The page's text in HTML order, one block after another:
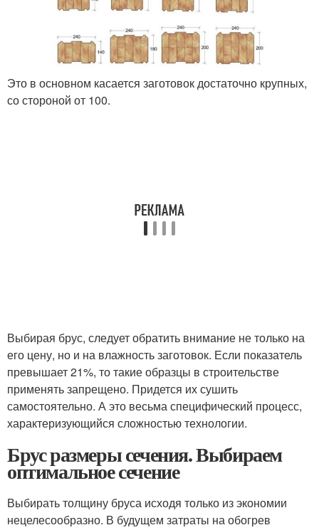
Это в основном касается заготовок достаточно крупных,
со стороной от 100.
Выбирая брус, следует обратить внимание не только на
его цену, но и на влажность заготовок. Если показатель
превышает 21%, то такие образцы в строительстве
применять запрещено. Придется их сушить
самостоятельно. А это весьма специфический процесс,
характеризующийся сложностью технологии.
Брус размеры сечения. Выбираем
оптимальное сечение
Выбирать толщину бруса исходя только из экономии
нецелесообразно. В будущем затраты на обогрев